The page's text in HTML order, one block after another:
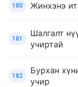
180 Жинхэнэ
181
Шалгалт
учиртай
182
Бурхан
учир